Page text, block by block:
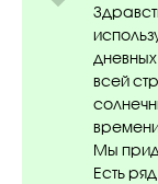
всей
Мы
Есть